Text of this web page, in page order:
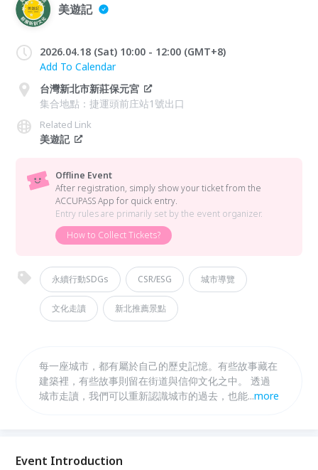
美遊記
2026.04.18 (Sat) 10:00 - 12:00 (GMT+8)
Add To Calendar
台灣新北市新莊保元宮
集合地點：捷運頭前庄站1號出口
Related Link
美遊記
Offline Event
After registration, simply show your ticket from the
ACCUPASS App for quick entry.
Entry rules are primarily set by the event organizer.
How to Collect Tickets?
永續行動SDGs CSR/ESG 城市導覽
文化走讀 新北推薦景點
每一座城市，都有屬於自己的歷史記憶。有些故事藏在
建築裡，有些故事則留在街道與信仰文化之中。 透過
城市走讀，我們可以重新認識城市的過去，也能在行走
城市就會開始說故事。
...more
Event Introduction